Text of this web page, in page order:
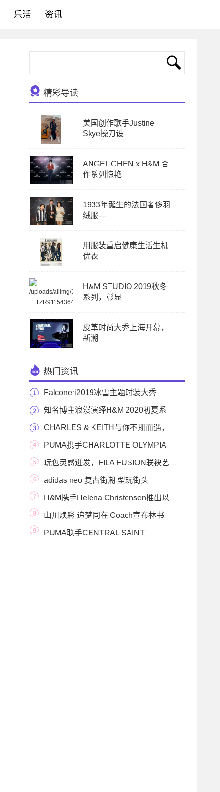
乐活 资讯
精彩导读
美国创作歌手Justine
Skye操刀设
ANGEL CHEN x H&M 合
作系列惊艳
1933年诞生的法国奢侈羽
绒服—
用服装重启健康生活生机
优衣
H&M STUDIO 2019秋冬
系列，彰显
皮革时尚大秀上海开幕，
新潮
热门资讯
Falconeri2019冰雪主题时装大秀
知名博主浪漫演绎H&M 2020初夏系
列，释放活力
CHARLES & KEITH与你不期而遇，
探索时髦“狮”界
PUMA携手CHARLOTTE OLYMPIA
推出首个联名系列 华丽出拳
玩色灵感迸发，FILA FUSION联袂艺
术家Shelby & S
adidas neo 复古街潮 型玩街头
H&M携手Helena Christensen推出以
其个人摄影作品为
山川焕彩 追梦同在 Coach宣布林书
豪成为男士产品
PUMA联手CENTRAL SAINT